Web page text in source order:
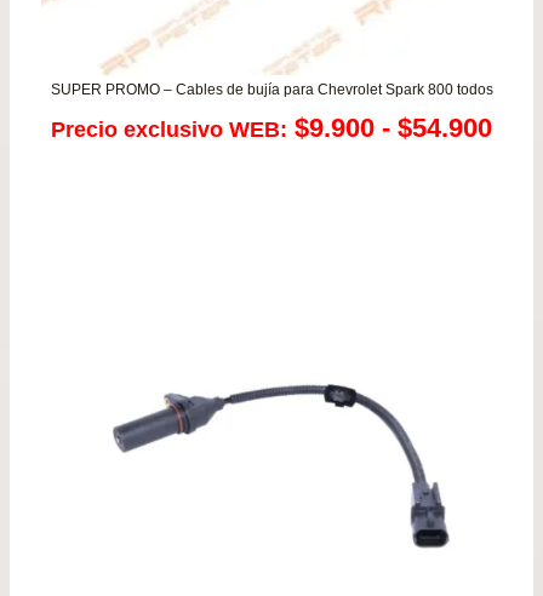
SUPER PROMO – Cables de bujía para Chevrolet Spark 800 todos
Precio exclusivo WEB: $9.900 - $54.900